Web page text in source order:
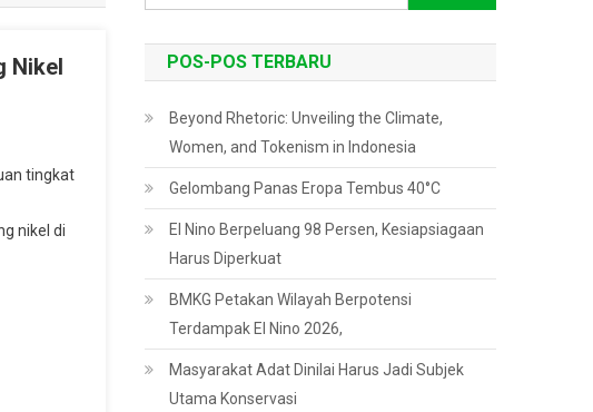
Nikel
tingkat
nikel di
untuk:
POS-POS TERBARU
Beyond Rhetoric: Unveiling the Climate,
Women, and Tokenism in Indonesia
Gelombang Panas Eropa Tembus 40°C
El Nino Berpeluang 98 Persen, Kesiapsiagaan
Harus Diperkuat
BMKG Petakan Wilayah Berpotensi
Terdampak El Nino 2026,
Masyarakat Adat Dinilai Harus Jadi Subjek
Utama Konservasi